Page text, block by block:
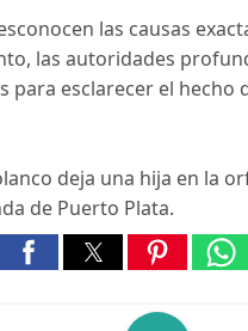
las causas
las autoridades
para esclarecer el hecho
deja una hija en la
de Puerto Plata.